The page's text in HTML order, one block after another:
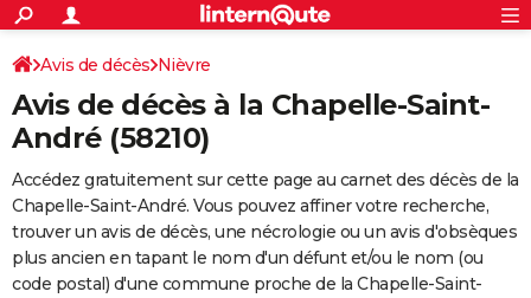
ACTUALITÉS
Politique
Société
Faits Divers
Education
Monde
Villes
+
SPORT
Coupe du monde 2026
Football
Tennis
Cyclisme
Rugby
Forum
CULTURE
FINANCE
Retraite
Impôts
Epargne
Immobilier
Risques naturels par ville
Banque
Assurance
Crédit
AUTO
Essais
Réserver un essai
Citadines
Berlines
SUV
Forum auto
+
HIGH-TECH
Avis de décès Nièvre
Avis de décès à la Chapelle-Saint-
André (58210)
Accédez gratuitement sur cette page au carnet des décès de la
Chapelle-Saint-André. Vous pouvez affiner votre recherche,
trouver un avis de décès, une nécrologie ou un avis d'obsèques
plus ancien en tapant le nom d'un défunt et/ou le nom (ou
code postal) d'une commune proche de la Chapelle-Saint-